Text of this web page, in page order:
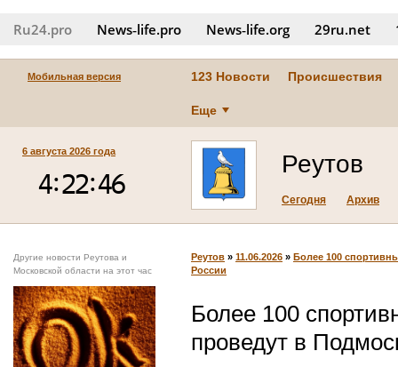
Ru24.pro News‑life.pro News‑life.org 29ru.net
Мобильная версия 123 Новости Происшествия
Еще
6 августа 2026 года Реутов
Сегодня Архив
Другие новости Реутова и
Московской области на этот час
Реутов » 11.06.2026 » Более 100
России
Более 100
проведут в